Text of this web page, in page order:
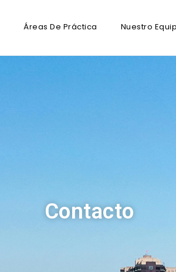
Áreas De Práctica Nuestro
Contacto